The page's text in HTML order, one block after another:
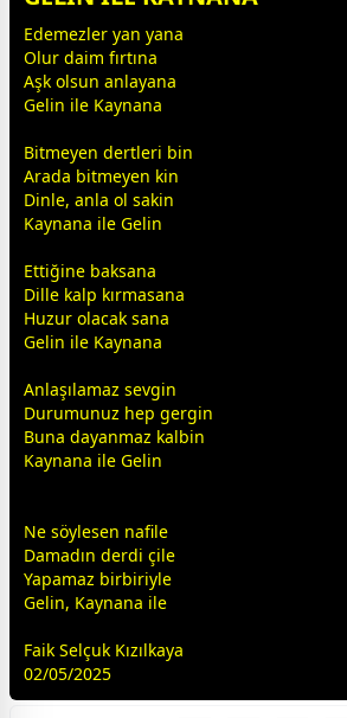
Edemezler yan yana
Olur daim fırtına
Aşk olsun anlayana
Gelin ile Kaynana
Bitmeyen dertleri bin
Arada bitmeyen kin
Dinle, anla ol sakin
Kaynana ile Gelin
Ettiğine baksana
Dille kalp kırmasana
Huzur olacak sana
Gelin ile Kaynana
Anlaşılamaz sevgin
Durumunuz hep gergin
Buna dayanmaz kalbin
Kaynana ile Gelin
Ne söylesen nafile
Damadın derdi çile
Yapamaz birbiriyle
Gelin, Kaynana ile
Faik Selçuk Kızılkaya
02/05/2025